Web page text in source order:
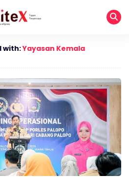
with:Yayasan Kemala